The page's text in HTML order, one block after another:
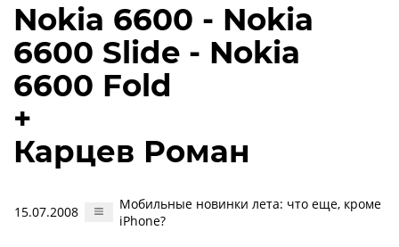
Nokia 6600 - Nokia
6600 Slide - Nokia
6600 Fold
+
Карцев Роман
15.07.2008
Мобильные новинки лета: что еще, кроме
iPhone?